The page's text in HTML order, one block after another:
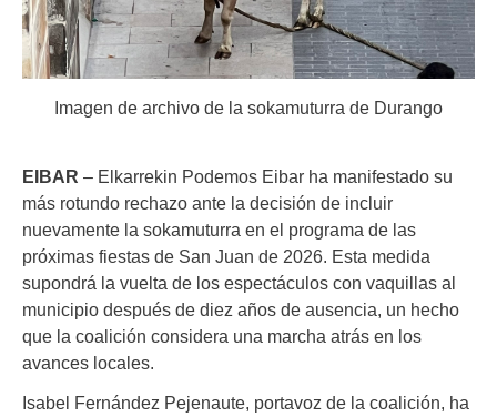
Imagen de archivo de la sokamuturra de Durango
EIBAR – Elkarrekin Podemos Eibar ha manifestado su
más rotundo rechazo ante la decisión de incluir
nuevamente la sokamuturra en el programa de las
próximas fiestas de San Juan de 2026 Esta medida
supondrá la vuelta de los espectáculos con vaquillas al
municipio después de diez años de ausencia, un hecho
que la coalición considera una marcha atrás en los
avances locales
Isabel Fernández Pejenaute, portavoz de la coalición, ha